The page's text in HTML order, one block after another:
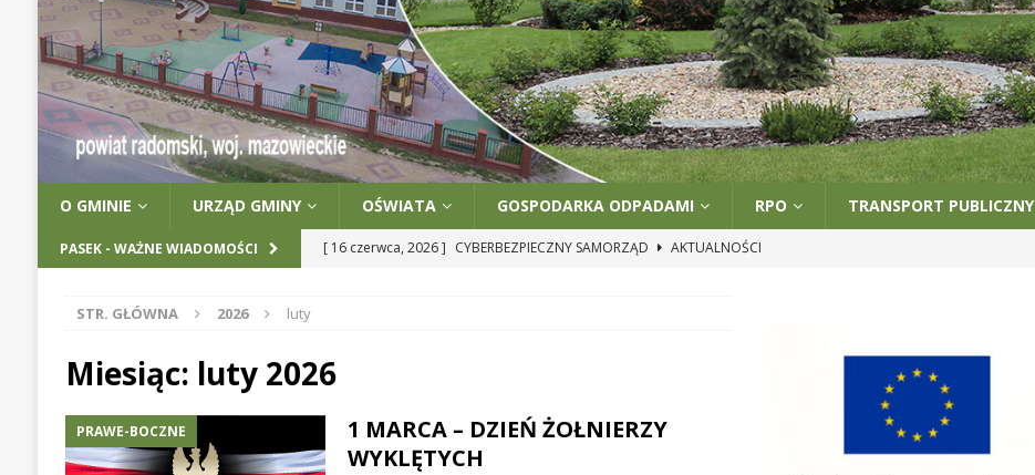
O GMINIE URZĄD GMINY OŚWIATA GOSPODARKA ODPADAMI RPO TRANSPORT PUBLICZNY
PASEK - WAŻNE WIADOMOŚCI [ 16 czerwca, 2026 ] CYBERBEZPIECZNY SAMORZĄD
AKTUALNOŚCI
[ 12 maja, 2026 ]
PRAWE-BOCZNE
GMINA GÓZD UCZESTNIKIEM PROJEKTU „LIDERKI I LIDERZY PRZEDSZKOLNEJ
EDUKACJI CYFROWEJ MAZOWSZE”
UNCATEGORIZED
STR. GŁÓWNA 2026 luty
Miesiąc: luty 2026
PRAWE-BOCZNE
1 MARCA – DZIEŃ ŻOŁNIERZY
WYKLĘTYCH